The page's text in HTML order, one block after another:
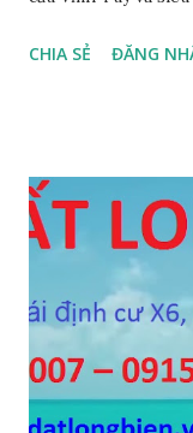
4 tầng, diện tích
trung gian, Môi giới
CHIA SẺ ĐĂNG